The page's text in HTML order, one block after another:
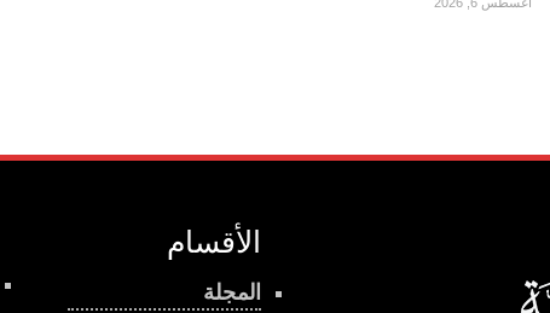
الأقسام
المجلة